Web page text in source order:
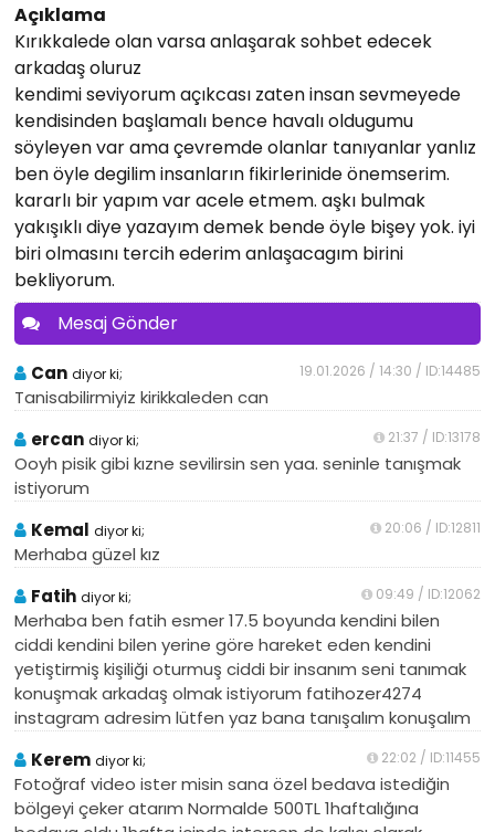
Açıklama
Kırıkkalede olan varsa anlaşarak sohbet edecek
arkadaş oluruz
kendimi seviyorum açıkcası zaten insan sevmeyede
kendisinden başlamalı bence havalı oldugumu
söyleyen var ama çevremde olanlar tanıyanlar yanlız
ben öyle degilim insanların fikirlerinide önemserim.
kararlı bir yapım var acele etmem. aşkı bulmak
yakışıklı diye yazayım demek bende öyle bişey yok. iyi
biri olmasını tercih ederim anlaşacagım birini
bekliyorum.
Mesaj Gönder
Can diyor ki; 19.01.2026 / 14:30 / ID:14485
Tanisabilirmiyiz kirikkaleden can
ercan diyor ki; 21:37 / ID:13178
Ooyh pisik gibi kızne sevilirsin sen yaa. seninle tanışmak
istiyorum
Kemal diyor ki; 20:06 / ID:12811
Merhaba güzel kız
Fatih diyor ki; 09:49 / ID:12062
Merhaba ben fatih esmer 17.5 boyunda kendini bilen
ciddi kendini bilen yerine göre hareket eden kendini
yetiştirmiş kişiliği oturmuş ciddi bir insanım seni tanımak
konuşmak arkadaş olmak istiyorum fatihozer4274
instagram adresim lütfen yaz bana tanışalım konuşalım
Kerem diyor ki; 22:02 / ID:11455
Fotoğraf video ister misin sana özel bedava istediğin
bölgeyi çeker atarım Normalde 500TL 1haftalığına